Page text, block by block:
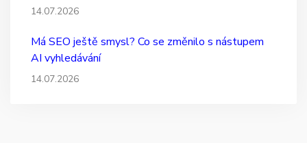
14.07.2026
Má SEO ještě smysl? Co se změnilo s nástupem
AI vyhledávání
14.07.2026